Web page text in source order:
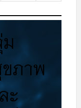
ภาพ
ะ